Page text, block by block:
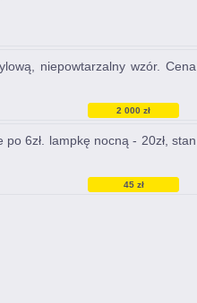
niepowtarzalny wzór. Cena
2 000 zł
po 6zł. lampkę nocną - 20zł, stan
45 zł